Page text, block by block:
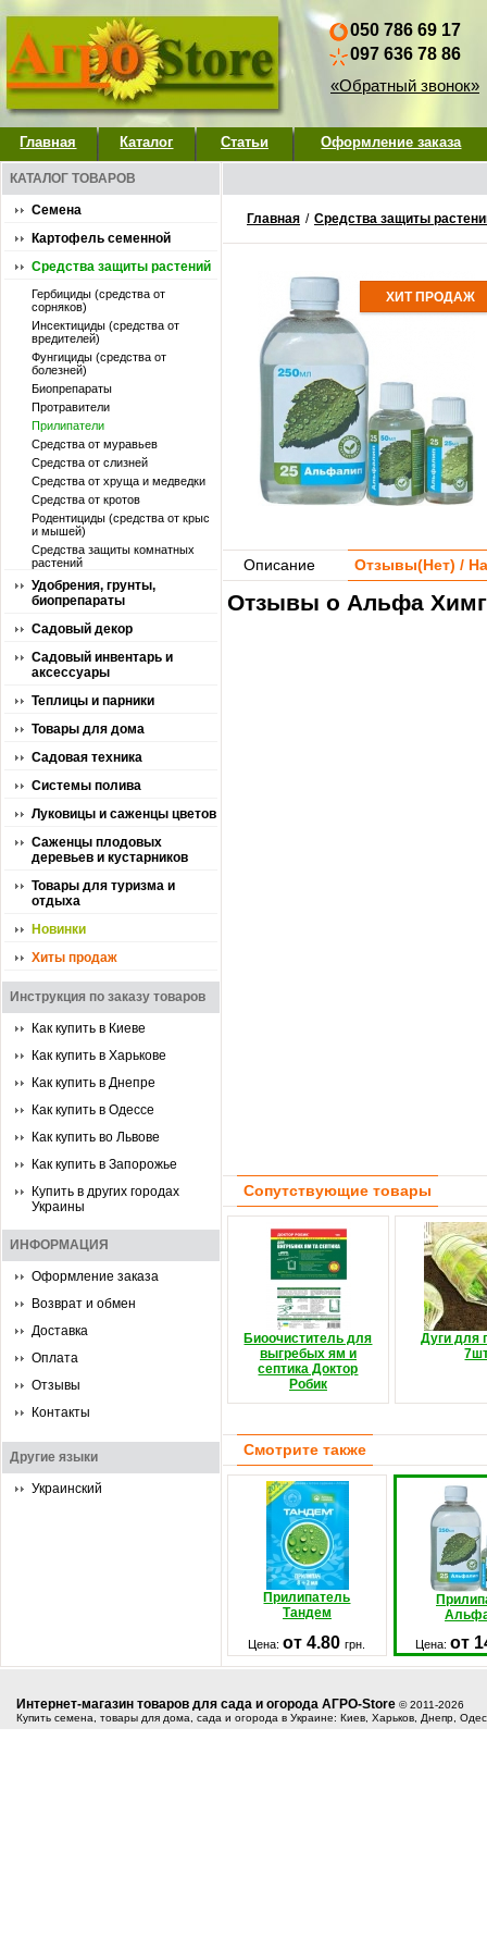
050 786 69 17
097 636 78 86
«Обратный звонок»
Главная Каталог Статьи Оформление заказа
КАТАЛОГ ТОВАРОВ
Семена
Картофель семенной
Средства защиты растений
Гербициды (средства от
сорняков)
Инсектициды (средства от
вредителей)
Фунгициды (средства от
болезней)
Биопрепараты
Протравители
Прилипатели
Средства от муравьев
Средства от слизней
Средства от хруща и медведки
Средства от кротов
Родентициды (средства от крыс
и мышей)
Средства защиты комнатных
растений
Удобрения, грунты,
биопрепараты
Садовый декор
Садовый инвентарь и
аксессуары
Теплицы и парники
Товары для дома
Садовая техника
Системы полива
Луковицы и саженцы цветов
Саженцы плодовых
деревьев и кустарников
Товары для туризма и
отдыха
Новинки
Хиты продаж
Инструкция по заказу товаров
Как купить в Киеве
Как купить в Харькове
Как купить в Днепре
Как купить в Одессе
Как купить во Львове
Как купить в Запорожье
Купить в других городах
Украины
ИНФОРМАЦИЯ
Оформление заказа
Возврат и обмен
Доставка
Оплата
Отзывы
Контакты
Другие языки
Украинский
Главная / Средства защиты
ХИТ ПРОДАЖ
Описание Отзывы(Нет) /
Отзывы о Альфа
Сопутствующие товары
Биоочиститель для
выгребых ям и
септика Доктор
Робик
Дуги для
Смотрите также
Прилипатель
Тандем
Цена:от 4.80грн. Цена:от
Интернет-магазин товаров для сада и огорода АГРО-Store © 2011-2026
Купить семена, товары для дома, сада и огорода в Украине: Киев, Харьков, Днепр,